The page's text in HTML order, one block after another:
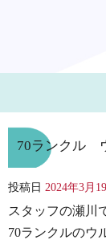
70ランクル
投稿日 2024年3月
スタッフの瀬川
70ランクルのウ